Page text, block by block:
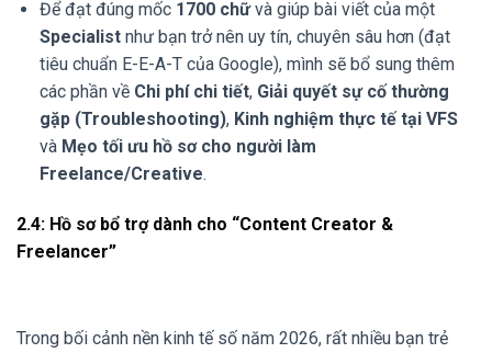
Để đạt đúng mốc 1700 chữvà giúp bài viết của một
Specialistnhư bạn trở nên uy tín, chuyên sâu hơn (đạt
tiêu chuẩn E-E-A-T của Google), mình sẽ bổ sung thêm
các phần về Chi phí chi tiết, Giải quyết sự cố thường
gặp (Troubleshooting), Kinh nghiệm thực tế tại VFS
và Mẹo tối ưu hồ sơ cho người làm
Freelance/Creative.
2.4: Hồ sơ bổ trợ dành cho “Content Creator &
Freelancer”
Trong bối cảnh nền kinh tế số năm 2026, rất nhiều bạn trẻ